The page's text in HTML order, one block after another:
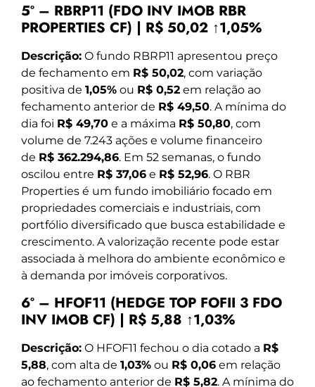
5º – RBRP11 (FDO INV IMOB RBR
PROPERTIES CF) | R$ 50,02 ↑1,05%
Descrição: O fundo RBRP11 apresentou preço
de fechamento em R$ 50,02, com variação
positiva de 1,05% ou R$ 0,52 em relação ao
fechamento anterior de R$ 49,50. A mínima do
dia foi R$ 49,70 e a máxima R$ 50,80, com
volume de 7.243 ações e volume financeiro
de R$ 362.294,86. Em 52 semanas, o fundo
oscilou entre R$ 37,06 e R$ 52,96. O RBR
Properties é um fundo imobiliário focado em
propriedades comerciais e industriais, com
portfólio diversificado que busca estabilidade e
crescimento. A valorização recente pode estar
associada à melhora do ambiente econômico e
à demanda por imóveis corporativos.
6º – HFOF11 (HEDGE TOP FOFII 3 FDO
INV IMOB CF) | R$ 5,88 ↑1,03%
Descrição: O HFOF11 fechou o dia cotado a R$
5,88, com alta de 1,03% ou R$ 0,06 em relação
ao fechamento anterior de R$ 5,82. A mínima do